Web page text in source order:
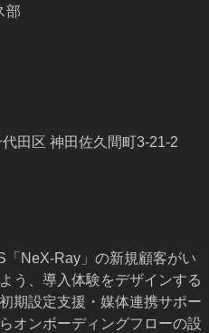
部
田区 神田佐久間町3-21-2
「NeX-Ray」の新規顧客がい
う、導入体験をデザインする
期設定支援・媒体連携サポー
オンボーディングフローの設